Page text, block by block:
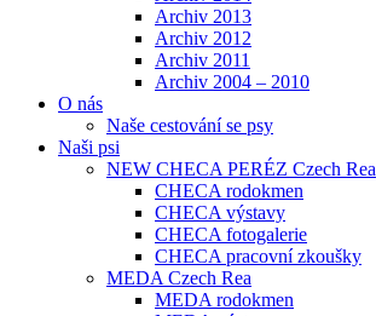
Archiv 2013
Archiv 2012
Archiv 2011
Archiv 2004 – 2010
O nás
Naše cestování se psy
Naši psi
NEW CHECA PERÉZ Czech Rea
CHECA rodokmen
CHECA výstavy
CHECA fotogalerie
CHECA pracovní zkoušky
MEDA Czech Rea
MEDA rodokmen